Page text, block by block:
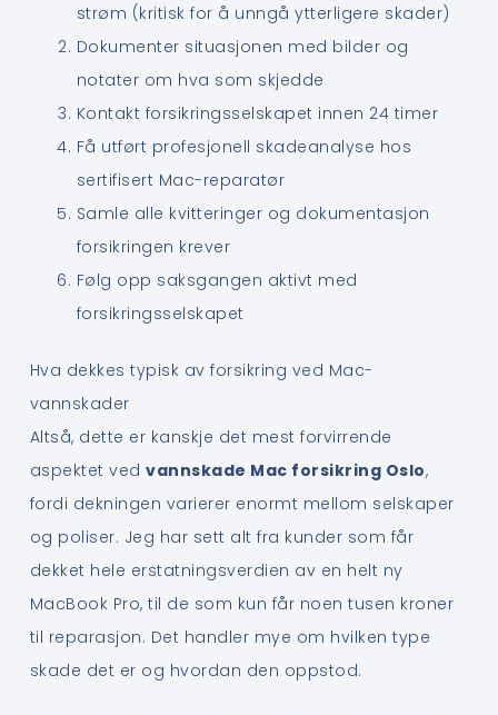
strøm (kritisk for å unngå ytterligere skader)
Dokumenter situasjonen med bilder og
notater om hva som skjedde
Kontakt forsikringsselskapet innen 24 timer
Få utført profesjonell skadeanalyse hos
sertifisert Mac-reparatør
Samle alle kvitteringer og dokumentasjon
forsikringen krever
Følg opp saksgangen aktivt med
forsikringsselskapet
Hva dekkes typisk av forsikring ved Mac-
vannskader
Altså, dette er kanskje det mest forvirrende
aspektet vedvannskade Mac forsikring Oslo,
fordi dekningen varierer enormt mellom selskaper
og poliser. Jeg har sett alt fra kunder som får
dekket hele erstatningsverdien av en helt ny
MacBook Pro, til de som kun får noen tusen kroner
til reparasjon. Det handler mye om hvilken type
skade det er og hvordan den oppstod.